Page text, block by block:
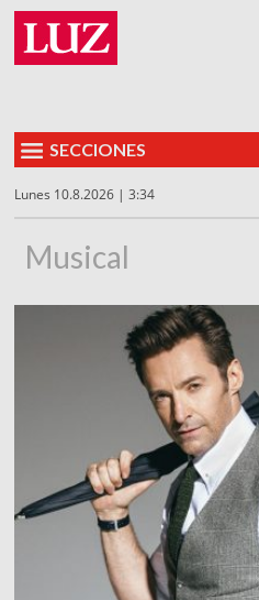
SECCIONES
Lunes 10.8.2026 | 3:34
Musical